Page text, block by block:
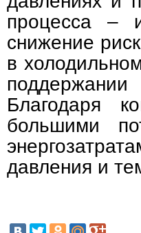
процесса –
снижение
в
Благодаря
большими
давления и